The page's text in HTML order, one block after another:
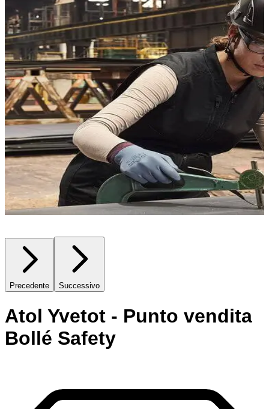
Precedente Successivo
Atol Yvetot - Punto vendita
Bollé Safety